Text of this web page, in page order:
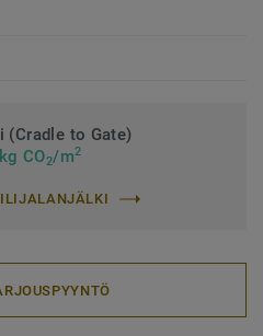
to Gate)
CO2/m2